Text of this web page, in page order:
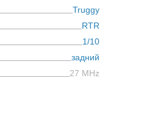
Багги/трагги
Truggy
RTR
1/10
задний
27 MHz